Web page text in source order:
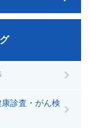
診査・がん検